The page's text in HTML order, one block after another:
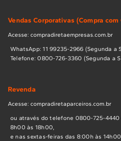
Vendas Corporativas (Compra com
Acesse: compradiretaempresas.com.br
WhatsApp: 11 99235-2966 (Segunda a
Telefone: 0800-726-3360 (Segunda a
Revenda
Acesse: compradiretaparceiros.com.br
ou através do telefone 0800-725-
8h00 às 18h00,
e nas sextas-feiras das 8:00h às